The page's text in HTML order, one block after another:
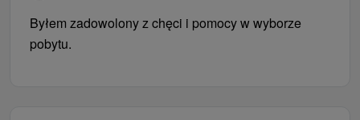
Byłem zadowolony z chęci i pomocy w wyborze
pobytu.